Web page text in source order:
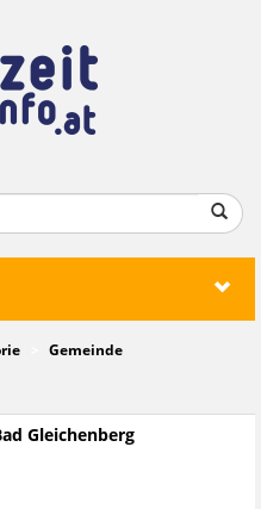
Gemeinde
Gleichenberg